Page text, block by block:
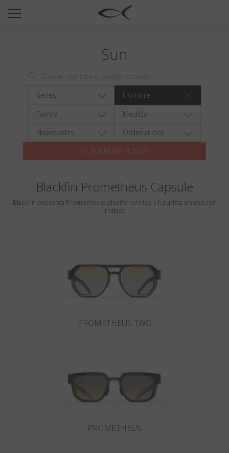
SUN
TITANIUM
NEWSROOM
TIENDAS
Favoritos
Buscar
Sun
Series
Hombre
Forma
Medida
Novedades
Ordenar por
ELIMINAR FILTRO
Blackfin Prometheus Capsule
Blackfin presenta Prometheus: diseño icónico y futurista en edición
limitada
PROMETHEUS TWO
PROMETHEUS